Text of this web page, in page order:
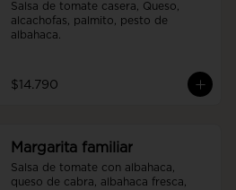
Salsa de tomate casera, Queso,
alcachofas, palmito, pesto de
albahaca.
$14.790
Margarita familiar
Salsa de tomate con albahaca,
queso de cabra, albahaca fresca,